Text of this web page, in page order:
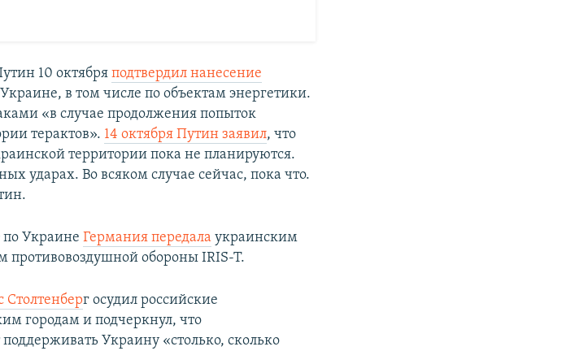
10 октябряподтвердил нанесение
в том числе по объектам энергетики.
«в случае продолжения попыток
терактов». 14 октября Путин заявил, что
территории пока не планируются.
ударах. Во всяком случае сейчас, пока что.
по УкраинеГермания передала украинским
противовоздушной обороны IRIS-T.
г осудил российские
городам и подчеркнул, что
Украину «столько, сколько